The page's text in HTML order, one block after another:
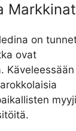
Markkinat
on
ovat